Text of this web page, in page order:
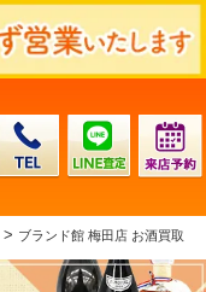
> ブランド館 梅田店 お酒買取